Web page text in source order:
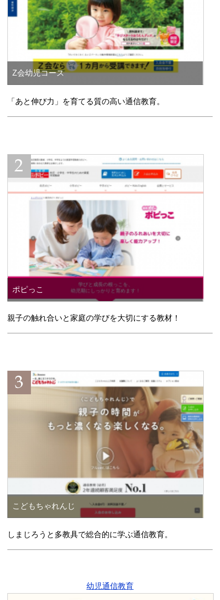
Z会幼児コース
「あと伸び力」を育てる質の高い通信教育。
ポピっこ
親子の触れ合いと家庭の学びを大切にする教材！
こどもちゃれんじ
しまじろうと多教具で総合的に学ぶ通信教育。
幼児通信教育